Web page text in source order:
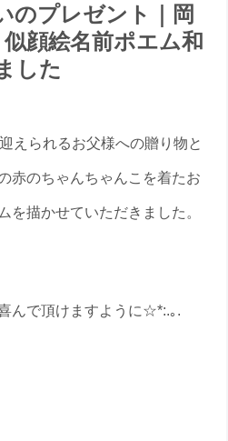
のプレゼント｜岡
顔絵名前ポエム和
した
えられるお父様への贈り物と
赤のちゃんちゃんこを着たお
を描かせていただきました。
んで頂けますように☆*:.｡.